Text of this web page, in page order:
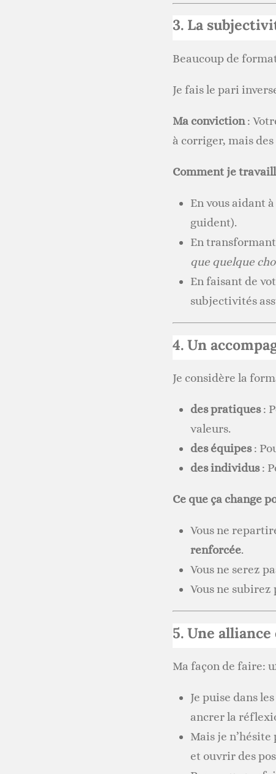
3. La
Beaucoup de
Je fais le pari
Ma conviction:
à corriger, mais des
Comment je
En vous aidant à
guident).
En
que quelque
En faisant de
subjectivités
4. Un
Je considère la
des pratiques:
valeurs.
des équipes:
des individus:
Ce que ça change
Vous ne
renforcée.
Vous ne serez
Vous ne subirez
5. Une
Ma façon de faire: u
Je puise dans les
ancrer la
Mais je n’hésite
et ouvrir des